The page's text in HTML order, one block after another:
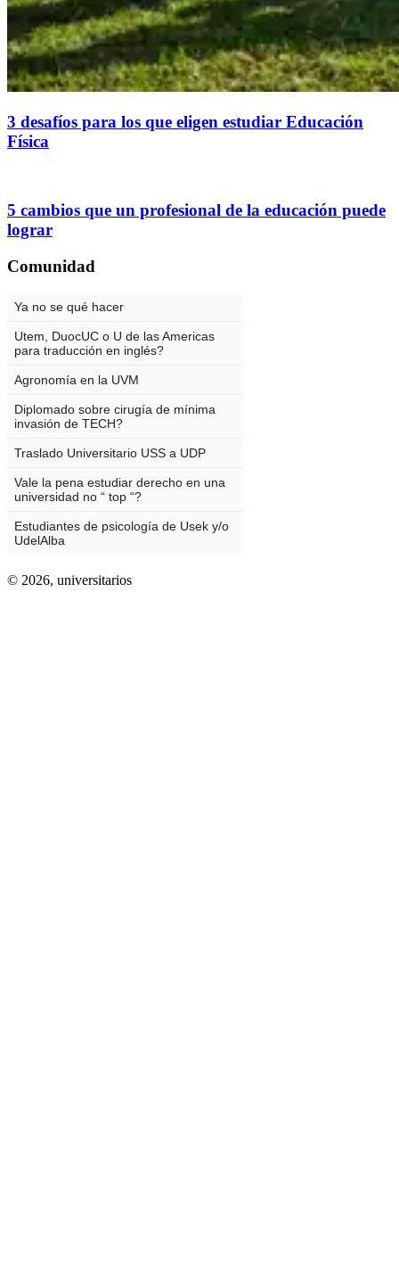
3 desafíos para los que eligen estudiar Educación
Física
5 cambios que un profesional de la educación puede
lograr
Comunidad
© 2026, universitarios